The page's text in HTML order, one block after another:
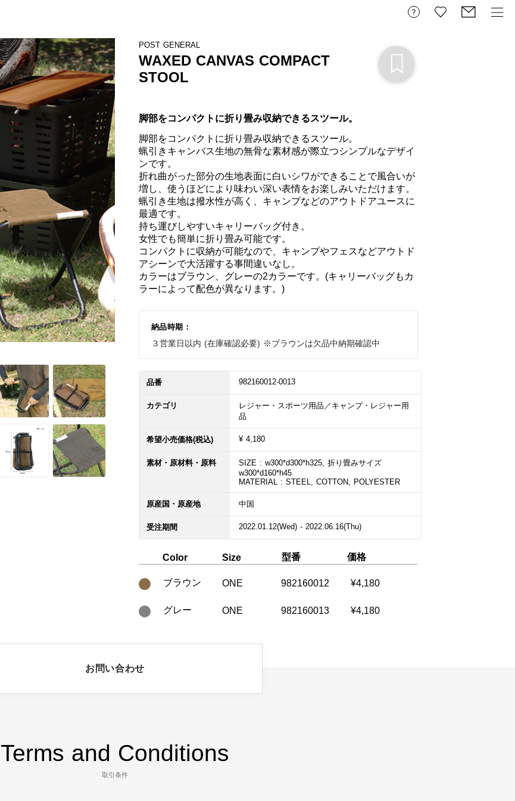
POST GENERAL
WAXED CANVAS COMPACT
STOOL
脚部をコンパクトに折り畳み収納できるスツール。
脚部をコンパクトに折り畳み収納できるスツール。
蝋引きキャンバス生地の無骨な素材感が際立つシンプルなデザイ
ンです。
折れ曲がった部分の生地表面に白いシワができることで風合いが
増し、使うほどにより味わい深い表情をお楽しみいただけます。
蝋引き生地は撥水性が高く、キャンプなどのアウトドアユースに
最適です。
持ち運びしやすいキャリーバッグ付き。
女性でも簡単に折り畳み可能です。
コンパクトに収納が可能なので、キャンプやフェスなどアウトド
アシーンで大活躍する事間違いなし。
カラーはブラウン、グレーの2カラーです。(キャリーバッグもカ
ラーによって配色が異なります。)
納品時期：
３営業日以内 (在庫確認必要) ※ブラウンは欠品中納期確認中
品番 982160012-0013
カテゴリ
レジャー・スポーツ用品／キャンプ・レジャー用
品
希望小売価格(税込) ¥ 4,180
素材・原材料・原料
SIZE : w300*d300*h325, 折り畳みサイズ
w300*d160*h45
MATERIAL : STEEL, COTTON, POLYESTER
原産国・原産地 中国
受注期間 2022.01.12(Wed) - 2022.06.16(Thu)
Color Size 型番 価格
ブラウン ONE 982160012 ¥4,180
グレー ONE 982160013 ¥4,180
お問い合わせ
Terms and Conditions
取引条件